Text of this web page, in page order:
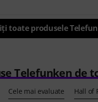
toate produsele
Telefunken de
Cele mai evaluate Hall of